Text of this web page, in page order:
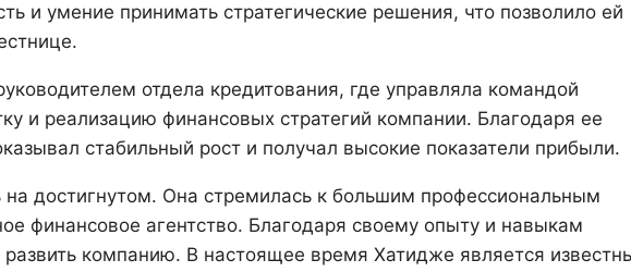
и умение принимать стратегические решения, что позволило ей
отдела кредитования, где управляла командой
и реализацию финансовых стратегий компании. Благодаря ее
стабильный рост и получал высокие показатели прибыли.
достигнутом. Она стремилась к большим профессиональным
финансовое агентство. Благодаря своему опыту и навыкам
компанию. В настоящее время Хатидже является